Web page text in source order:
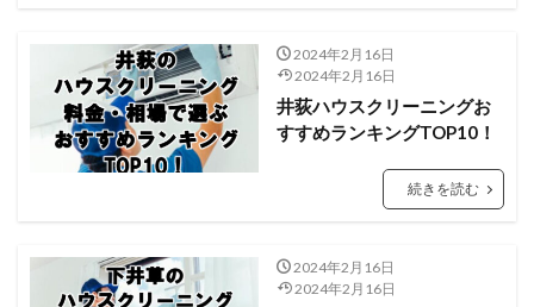
2024年2月16日
2024年2月16日
井荻ハウスクリーニングお
すすめランキングTOP10！
続きを読む
2024年2月16日
2024年2月16日